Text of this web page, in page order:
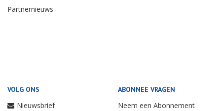
Partnernieuws
VOLG ONS
Nieuwsbrief
ABONNEE VRAGEN
Neem een Abonnement